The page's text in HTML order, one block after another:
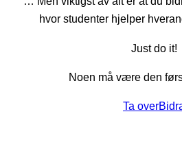
hvor studenter hjelper
Just do it!
Noen må være den
Ta over